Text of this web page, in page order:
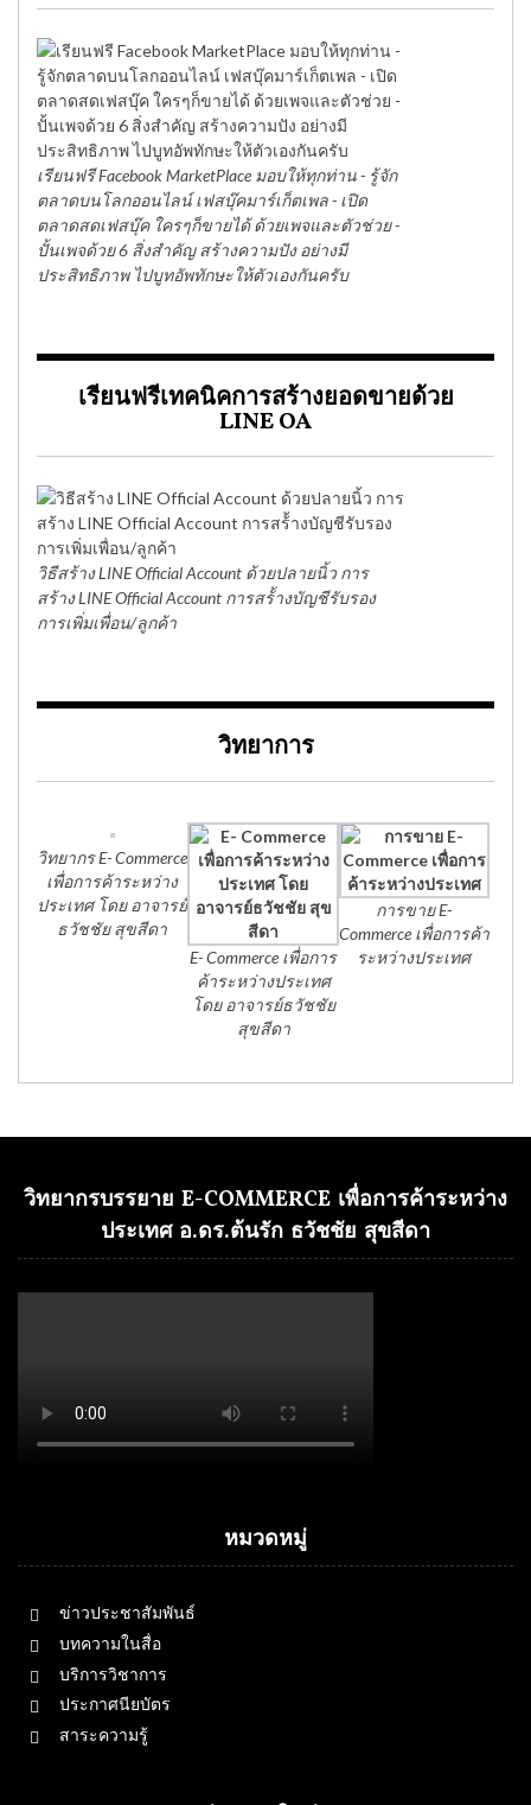
เรียนฟรี Facebook MarketPlace มอบให้ทุกท่าน - รู้จัก
ตลาดบนโลกออนไลน์ เฟสบุ๊คมาร์เก็ตเพล - เปิด
ตลาดสดเฟสบุ๊ค ใครๆก็ขายได้ ด้วยเพจและตัวช่วย -
ปั้นเพจด้วย 6 สิ่งสำคัญ สร้างความปัง อย่างมี
ประสิทธิภาพ ไปบูทอัพทักษะให้ตัวเองกันครับ
เรียนฟรีเทคนิคการสร้างยอดขายด้วย
LINE OA
วิธีสร้าง LINE Official Account ด้วยปลายนิ้ว การ
สร้าง LINE Official Account การสร้้างบัญชีรับรอง
การเพิ่มเพื่อน/ลูกค้า
วิทยาการ
วิทยากร E- Commerce
เพื่อการค้าระหว่าง
ประเทศ โดย อาจารย์
ธวัชชัย สุขสีดา
E- Commerce เพื่อการ
ค้าระหว่างประเทศ
โดย อาจารย์ธวัชชัย
สุขสีดา
การขาย E-
Commerce เพื่อการค้า
ระหว่างประเทศ
วิทยากรบรรยาย E-COMMERCE เพื่อการค้าระหว่าง
ประเทศ อ.ดร.ต้นรัก ธวัชชัย สุขสีดา
หมวดหมู่
ข่าวประชาสัมพันธ์
บทความในสื่อ
บริการวิชาการ
ประกาศนียบัตร
สาระความรู้